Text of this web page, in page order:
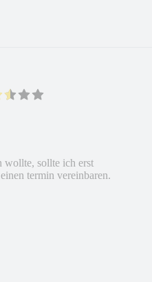
wollte, sollte ich erst
termin vereinbaren.